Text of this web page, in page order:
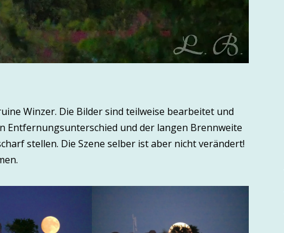
Winzer. Die Bilder sind teilweise bearbeitet und
Entfernungsunterschied und der langen Brennweite
stellen. Die Szene selber ist aber nicht verändert!